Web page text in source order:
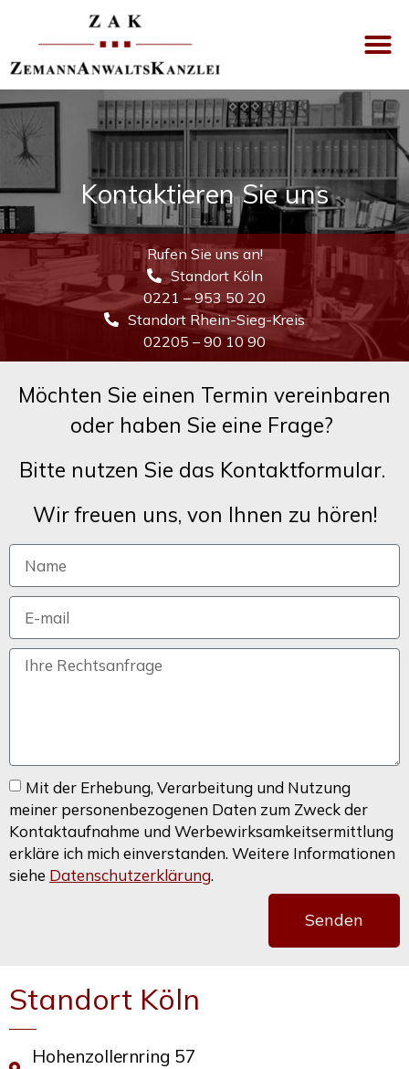
Kontaktieren Sie uns
Rufen Sie uns an!
Standort Köln
0221 – 953 50 20
Standort Rhein-Sieg-Kreis
02205 – 90 10 90
Möchten Sie einen Termin vereinbaren
oder haben Sie eine Frage?
Bitte nutzen Sie das Kontaktformular.
Wir freuen uns, von Ihnen zu hören!
Mit der Erhebung, Verarbeitung und Nutzung
meiner personenbezogenen Daten zum Zweck der
Kontaktaufnahme und Werbewirksamkeitsermittlung
erkläre ich mich einverstanden. Weitere Informationen
siehe Datenschutzerklärung.
Senden
Standort Köln
Hohenzollernring 57